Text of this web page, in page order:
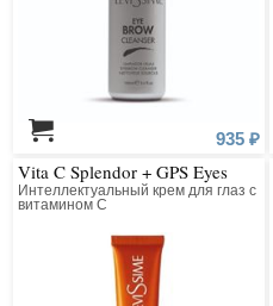
935 ₽
Vita C Splendor + GPS Eyes
Интеллектуальный крем для глаз с
витамином С